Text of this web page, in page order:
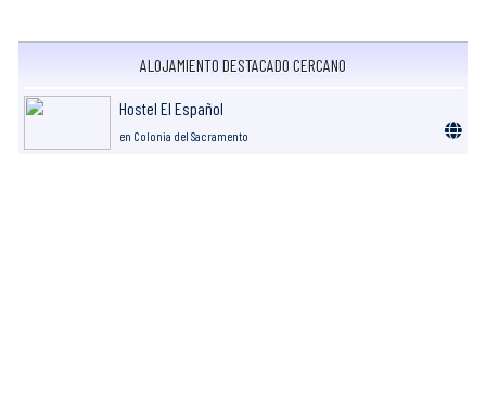
ALOJAMIENTO DESTACADO CERCANO
Hostel El Español
en Colonia del Sacramento